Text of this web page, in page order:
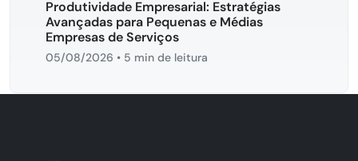
Produtividade Empresarial: Estratégias
Avançadas para Pequenas e Médias
Empresas de Serviços
05/08/2026 • 5 min de leitura